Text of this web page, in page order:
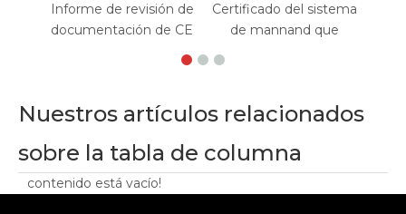
Informe de revisión de
documentación de CE
Certificado del sistema
de mannand que
Nuestros artículos relacionados
sobre la tabla de columna
contenido está vacío!